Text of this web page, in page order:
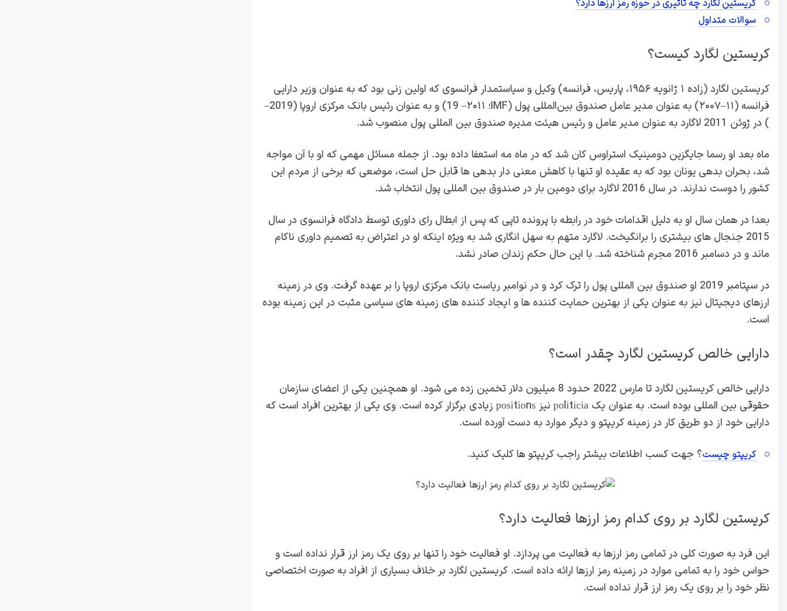
کریستین لگارد چه تاثیری در حوزه رمز ارزها دارد؟
سوالات متداول
کریستین لگارد کیست؟
کریستین لگارد (زاده ۱ ژانویه ۱۹۵۶، پاریس، فرانسه) وکیل و سیاستمدار فرانسوی که اولین زنی بود که به عنوان وزیر دارایی
فرانسه (۱۱–۲۰۰۷) به عنوان مدیر عامل صندوق بین‌المللی پول (IMF؛ ۲۰۱۱– 19) و به عنوان رئیس بانک مرکزی اروپا (2019–
) در ژوئن 2011 لاگارد به عنوان مدیر عامل و رئیس هیئت مدیره صندوق بین المللی پول منصوب شد.
ماه بعد او رسما جایگزین دومینیک استراوس کان شد که در ماه مه استعفا داده بود. از جمله مسائل مهمی که او با آن مواجه
شد، بحران بدهی یونان بود که به عقیده او تنها با کاهش معنی دار بدهی ها قابل حل است، موضعی که برخی از مردم این
کشور را دوست ندارند. در سال 2016 لاگارد برای دومین بار در صندوق بین المللی پول انتخاب شد.
بعدا در همان سال او به دلیل اقدامات خود در رابطه با پرونده تاپی که پس از ابطال رای داوری توسط دادگاه فرانسوی در سال
2015 جنجال‌ های بیشتری را برانگیخت. لاگارد متهم به سهل انگاری شد به ویژه اینکه او در اعتراض به تصمیم داوری ناکام
ماند و در دسامبر 2016 مجرم شناخته شد. با این حال حکم زندان صادر نشد.
در سپتامبر 2019 او صندوق بین المللی پول را ترک کرد و در نوامبر ریاست بانک مرکزی اروپا را بر عهده گرفت. وی در زمینه
ارزهای دیجیتال نیز به عنوان یکی از بهترین حمایت کننده ها و ایجاد کننده های زمینه های سیاسی مثبت در این زمینه بوده
است.
دارایی خالص کریستین لگارد چقدر است؟
دارایی خالص کریستین لگارد تا مارس 2022 حدود 8 میلیون دلار تخمین زده می شود. او همچنین یکی از اعضای سازمان
حقوقی بین‌ المللی بوده است. به عنوان یک роlіtісіа نیز роѕіtіоnѕ زیادی برگزار کرده است. وی یکی از بهترین افراد است که
دارایی خود از دو طریق کار در زمینه کریپتو و دیگر موارد به دست آورده است.
کریپتو چیست؟ جهت کسب اطلاعات بیشتر راجب کریپتو ها کلیک کنید.
کریستین لگارد بر روی کدام رمز ارزها فعالیت دارد؟
این فرد به صورت کلی در تمامی رمز ارزها به فعالیت می پردازد. او فعالیت خود را تنها بر روی یک رمز ارز قرار نداده است و
حواس خود را به تمامی موارد در زمینه رمز ارزها ارائه داده است. کریستین لگارد بر خلاف بسیاری از افراد به صورت اختصاصی
نظر خود را بر روی یک رمز ارز قرار نداده است.